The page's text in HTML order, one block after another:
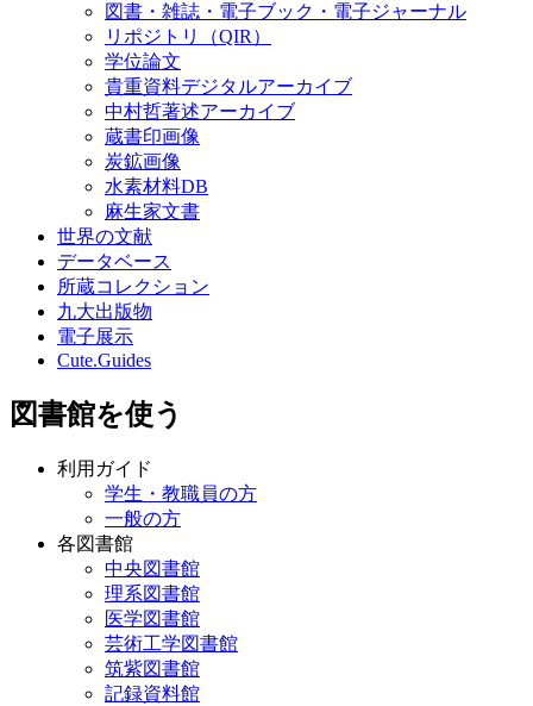
図書・雑誌・電子ブック・電子ジャーナル
リポジトリ（QIR）
学位論文
貴重資料デジタルアーカイブ
中村哲著述アーカイブ
蔵書印画像
炭鉱画像
水素材料DB
麻生家文書
世界の文献
データベース
所蔵コレクション
九大出版物
電子展示
Cute.Guides
図書館を使う
利用ガイド
学生・教職員の方
一般の方
各図書館
中央図書館
理系図書館
医学図書館
芸術工学図書館
筑紫図書館
記録資料館